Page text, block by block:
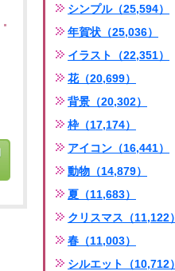
シンプル（25,594）
年賀状（25,036）
イラスト（22,351）
花（20,699）
背景（20,302）
枠（17,174）
アイコン（16,441）
動物（14,879）
夏（11,683）
クリスマス（11,122）
春（11,003）
シルエット（10,712）